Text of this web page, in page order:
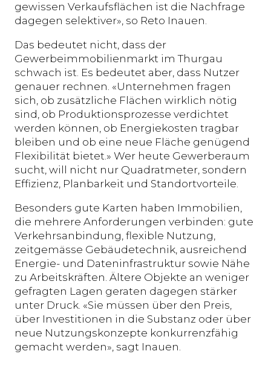
gewissen Verkaufsflächen ist die Nachfrage
dagegen selektiver», so Reto Inauen.
Das bedeutet nicht, dass der
Gewerbeimmobilienmarkt im Thurgau
schwach ist. Es bedeutet aber, dass Nutzer
genauer rechnen. «Unternehmen fragen
sich, ob zusätzliche Flächen wirklich nötig
sind, ob Produktionsprozesse verdichtet
werden können, ob Energiekosten tragbar
bleiben und ob eine neue Fläche genügend
Flexibilität bietet.» Wer heute Gewerberaum
sucht, will nicht nur Quadratmeter, sondern
Effizienz, Planbarkeit und Standortvorteile.
Besonders gute Karten haben Immobilien,
die mehrere Anforderungen verbinden: gute
Verkehrsanbindung, flexible Nutzung,
zeitgemässe Gebäudetechnik, ausreichend
Energie- und Dateninfrastruktur sowie Nähe
zu Arbeitskräften. Ältere Objekte an weniger
gefragten Lagen geraten dagegen stärker
unter Druck. «Sie müssen über den Preis,
über Investitionen in die Substanz oder über
neue Nutzungskonzepte konkurrenzfähig
gemacht werden», sagt Inauen.